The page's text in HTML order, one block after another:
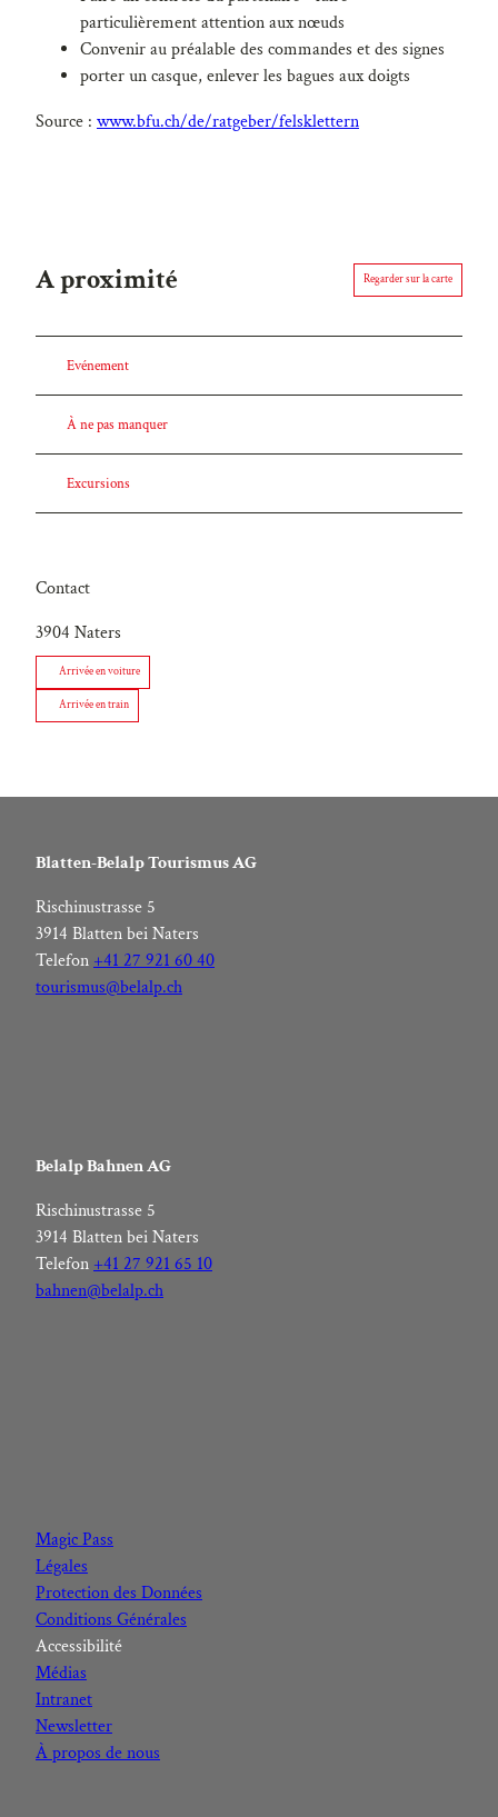
particulièrement attention aux nœuds
Convenir au préalable des commandes et des signes
porter un casque, enlever les bagues aux doigts
Source : www.bfu.ch/de/ratgeber/felsklettern
A proximité Regarder sur la carte
Evénement
À ne pas manquer
Excursions
Contact
3904 Naters
Arrivée en voiture
Arrivée en train
Blatten-Belalp Tourismus AG
Rischinustrasse 5
3914 Blatten bei Naters
Telefon+41 27 921 60 40
tourismus@belalp.ch
Belalp Bahnen AG
Rischinustrasse 5
3914 Blatten bei Naters
Telefon +41 27 921 65 10
bahnen@belalp.ch
e
b
o
o
k
t
a
g
r
a
m
t
b
e
d
I
Magic Pass
Légales
Protection des Données
Conditions Générales
Accessibilité
Médias
Intranet
Newsletter
À propos de nous